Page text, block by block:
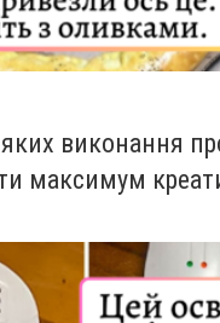
виконання
максимум